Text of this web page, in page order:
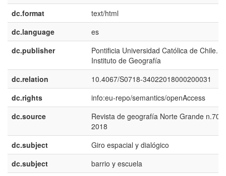
dc.format
text/html
dc.language
es
dc.publisher
Pontificia Universidad Católica de Chile.
Instituto de Geografía
dc.relation
10.4067/S0718-34022018000200031
dc.rights
info:eu-repo/semantics/openAccess
dc.source
Revista de geografía Norte Grande n.70
2018
dc.subject
Giro espacial y dialógico
dc.subject
barrio y escuela